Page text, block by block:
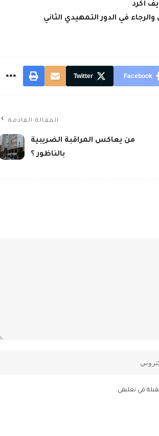
أكرد
في الدور التمهيدي الثاني
Facebook
Twitter
المقالة القادمة
من يعاكس المراقبة الضريبية
بالناظور ؟
في تعليقي.